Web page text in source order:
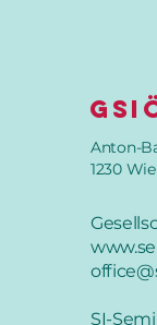
Anton-
1230
SI-